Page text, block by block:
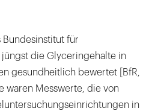
Bundesinstitut für
jüngst die Glyceringehalte in
gesundheitlich bewertet [BfR,
waren Messwerte, die von
in